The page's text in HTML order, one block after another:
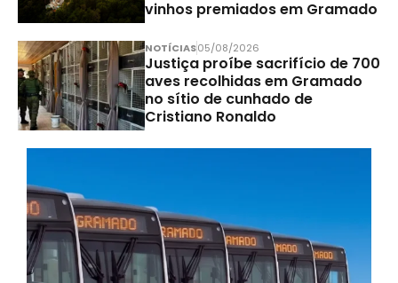
vinhos premiados em Gramado
NOTÍCIAS05/08/2026
Justiça proíbe sacrifício de 700
aves recolhidas em Gramado
no sítio de cunhado de
Cristiano Ronaldo